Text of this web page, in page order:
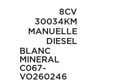
8CV
30034KM
MANUELLE
DIESEL
BLANC
MINERAL
C067-
VO260246